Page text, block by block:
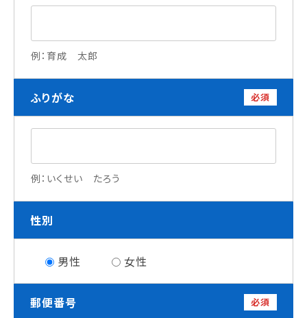
学科紹介
調理学科
製菓学科
Wライセンスコース
資格について
インターンシップ
活躍する卒業生
チャレンジプログラム
例：育成 太郎
ふりがな 必須
例：いくせい たろう
性別
男性 女性
郵便番号 必須